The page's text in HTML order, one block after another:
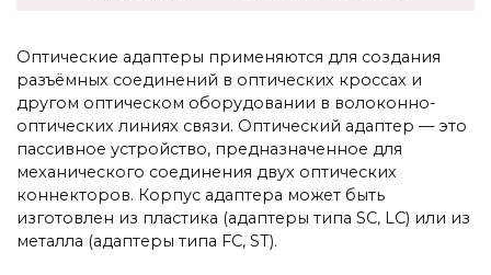
Оптические адаптеры применяются для создания
разъёмных соединений в оптических кроссах и
другом оптическом оборудовании в волоконно-
оптических линиях связи. Оптический адаптер — это
пассивное устройство, предназначенное для
механического соединения двух оптических
коннекторов. Корпус адаптера может быть
изготовлен из пластика (адаптеры типа SC, LC) или из
металла (адаптеры типа FC, ST).